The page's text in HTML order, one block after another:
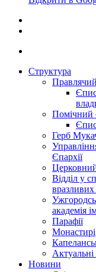
Структура
Помічний
Герб
Єпархії
Відділ у
вразливих
академія
Парафії
Монастирі
Новини